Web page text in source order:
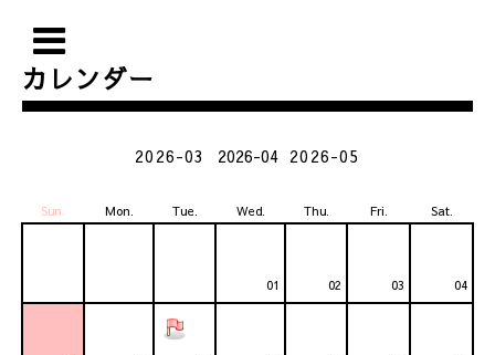
カレンダー
2026-03 2026-04 2026-05
Sun. Mon. Tue. Wed. Thu. Fri. Sat.
01 02 03 04